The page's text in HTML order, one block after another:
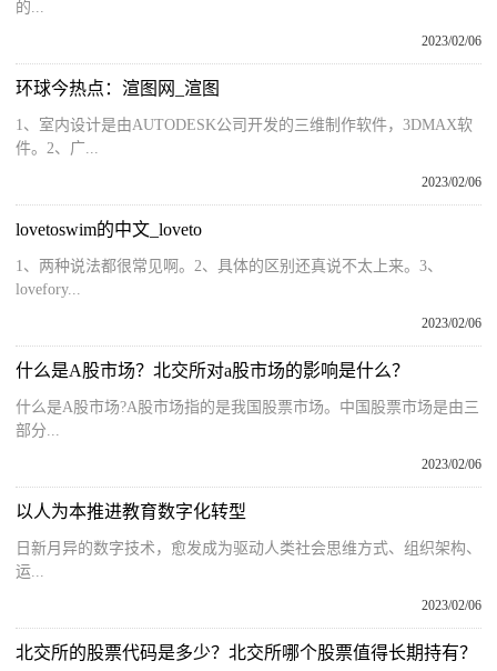
的...
2023/02/06
环球今热点：渲图网_渲图
1、室内设计是由AUTODESK公司开发的三维制作软件，3DMAX软
件。2、广...
2023/02/06
lovetoswim的中文_loveto
1、两种说法都很常见啊。2、具体的区别还真说不太上来。3、
lovefory...
2023/02/06
什么是A股市场？北交所对a股市场的影响是什么？
什么是A股市场?A股市场指的是我国股票市场。中国股票市场是由三
部分...
2023/02/06
以人为本推进教育数字化转型
日新月异的数字技术，愈发成为驱动人类社会思维方式、组织架构、
运...
2023/02/06
北交所的股票代码是多少？北交所哪个股票值得长期持有？